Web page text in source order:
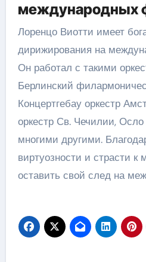
международных
Лоренцо Виотти имеет
дирижирования на
Он работал с такими
Берлинский
Концертгебау оркестр
оркестр Св. Чечилии,
многими другими.
виртуозности и страсти к
оставить свой след на